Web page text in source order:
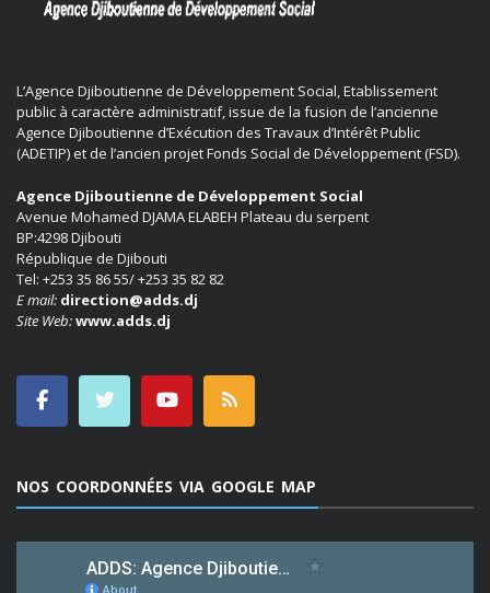
L’Agence Djiboutienne de Développement Social, Etablissement
public à caractère administratif, issue de la fusion de l’ancienne
Agence Djiboutienne d’Exécution des Travaux d’Intérêt Public
(ADETIP) et de l’ancien projet Fonds Social de Développement (FSD).
Agence Djiboutienne de Développement Social
Avenue Mohamed DJAMA ELABEH Plateau du serpent
BP:4298 Djibouti
République de Djibouti
Tel: +253 35 86 55/ +253 35 82 82
E mail: direction@adds.dj
Site Web:www.adds.dj
NOS COORDONNÉES VIA GOOGLE MAP